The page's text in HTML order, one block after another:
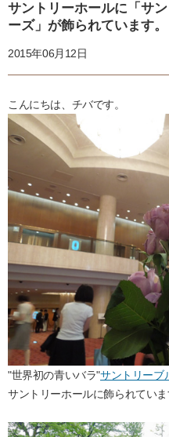
サントリーホールに「サ
ーズ」が飾られています。
2015年06月12日
こんにちは、チバです。
"世界初の青いバラ"サントリーブ
サントリーホールに飾られていま